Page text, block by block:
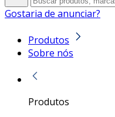
Gostaria de anunciar?
Produtos
Sobre nós
Produtos